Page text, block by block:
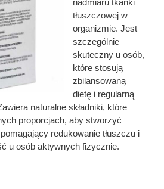
nadmiaru tkanki
tłuszczowej w
organizmie. Jest
szczególnie
skuteczny u osób,
które stosują
zbilansowaną
dietę i regularną
naturalne składniki, które
proporcjach, aby stworzyć
redukowanie tłuszczu i
u osób aktywnych fizycznie.